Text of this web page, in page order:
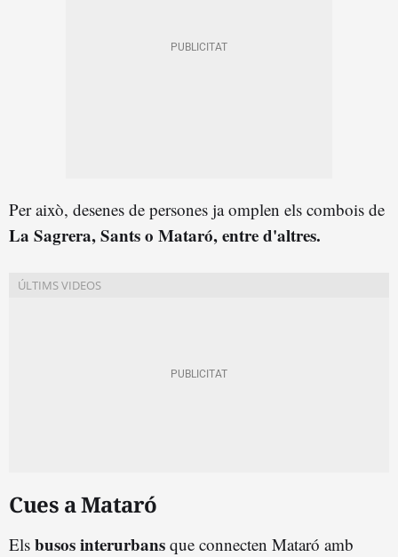
Per això, desenes de persones ja omplen els combois de
La Sagrera, Sants o Mataró, entre d'altres.
Cues a Mataró
Els busos interurbans que connecten Mataró amb